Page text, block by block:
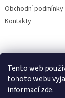
Tento web
tohoto webu
informacízde.
Obchodní podmínky
Kontakty